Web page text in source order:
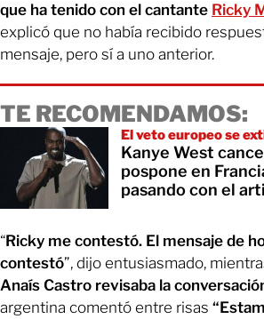
que ha tenido con el cantante Ricky
explicó que no había recibido
mensaje, pero sí a uno anterior.
TE RECOMENDAMOS:
El veto europeo se
Kanye West
pospone en
pasando con el
“Ricky me contestó. El mensaje de
contestó”, dijo entusiasmado,
Anaís Castro revisaba la
argentina comentó entre risas